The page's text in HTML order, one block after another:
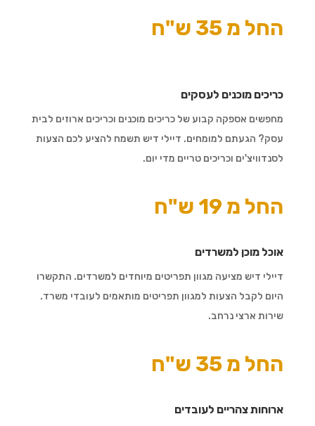
החל מ 35 ש"ח
כריכים מוכנים לעסקים
מחפשים אספקה קבוע של כריכים מוכנים וכריכים ארוזים לבית
עסק? הגעתם למומחים. דיילי דיש תשמח להציע לכם הצעות
לסנדוויצ'ים וכריכים טריים מדי יום.
החל מ 19 ש"ח
אוכל מוכן למשרדים
דיילי דיש מציעה מגוון תפריטים מיוחדים למשרדים. התקשרו
היום לקבל הצעות למגוון תפריטים מותאמים לעובדי משרד.
שירות ארצי נרחב.
החל מ 35 ש"ח
ארוחות צהריים לעובדים